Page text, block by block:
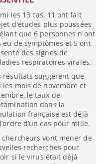
les 13 cas, 11 ont fait
d'études plus poussées
que 6 personnes n'ont
eu de symptômes et 5 ont
des signes de
respiratoires virales.
résultats suggèrent que
les mois de novembre et
le taux de
dans la
française est déjà
d’un cas pour mille.
chercheurs vont mener de
recherches pour
si le virus était déjà